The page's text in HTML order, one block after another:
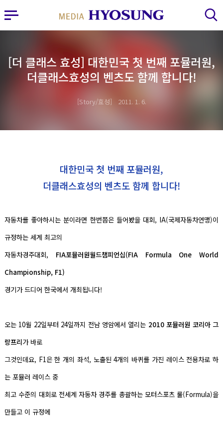
MY FRIEND HYOSUNG
사이드바 열기 검색 레이어 열기
[더 클래스 효성] 대한민국 첫 번째 포뮬러원,
더클래스효성의 벤츠도 함께 합니다!
Story/효성 2011. 1. 6.
대한민국 첫 번째 포뮬러원,
더클래스효성의 벤츠도 함께 합니다!
자동차를 좋아하시는 분이라면 한번쯤은 들어봤을 대회, IA(국제자동차연맹)이
규정하는 세계 최고의
자동차경주대회, FIA포뮬러원월드챔피언십(FIA Formula One World
Championship, F1)
경기가 드디어 한국에서 개최됩니다!
오는 10월 22일부터 24일까지 전남 영암에서 열리는 2010 포뮬러원 코리아 그
랑프리가 바로
그것인데요, F1은 한 개의 좌석, 노출된 4개의 바퀴를 가진 레이스 전용차로 하
는 포뮬러 레이스 중
최고 수준의 대회로 전세계 자동차 경주를 총괄하는 모터스포츠 룰(Formula)을
만들고 이 규정에